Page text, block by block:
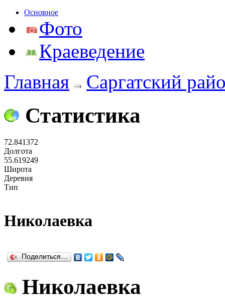
Основное
Фото
Краеведение
Главная
Саргатский
Статистика
72.841372
Долгота
55.619249
Широта
Деревня
Тип
Николаевка
Поделиться…
Николаевка